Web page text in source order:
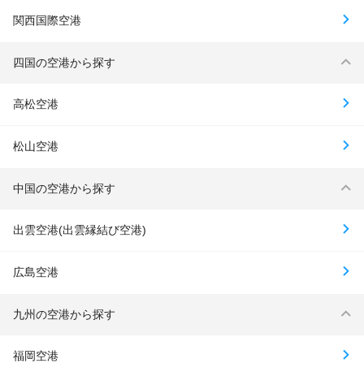
関西国際空港
四国の空港から探す
高松空港
松山空港
中国の空港から探す
出雲空港(出雲縁結び空港)
広島空港
九州の空港から探す
福岡空港